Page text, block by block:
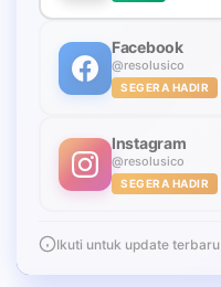
Facebook
@resolusico
SEGERA HADIR
Instagram
@resolusico
SEGERA HADIR
Ikuti untuk update terbaru